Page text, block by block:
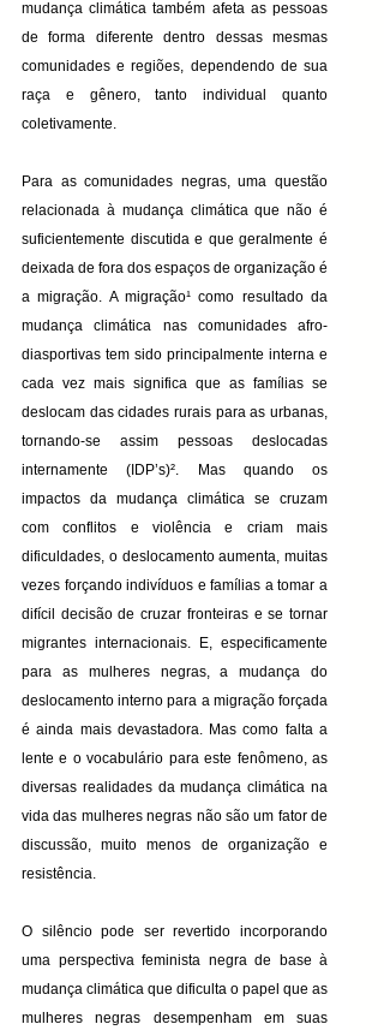
mudança climática também afeta as pessoas
de forma diferente dentro dessas mesmas
comunidades e regiões, dependendo de sua
raça e gênero, tanto individual quanto
coletivamente.
Para as comunidades negras, uma questão
relacionada à mudança climática que não é
suficientemente discutida e que geralmente é
deixada de fora dos espaços de organização é
a migração. A migração¹ como resultado da
mudança climática nas comunidades afro-
diasportivas tem sido principalmente interna e
cada vez mais significa que as famílias se
deslocam das cidades rurais para as urbanas,
tornando-se assim pessoas deslocadas
internamente (IDP’s)². Mas quando os
impactos da mudança climática se cruzam
com conflitos e violência e criam mais
dificuldades, o deslocamento aumenta, muitas
vezes forçando indivíduos e famílias a tomar a
difícil decisão de cruzar fronteiras e se tornar
migrantes internacionais. E, especificamente
para as mulheres negras, a mudança do
deslocamento interno para a migração forçada
é ainda mais devastadora. Mas como falta a
lente e o vocabulário para este fenômeno, as
diversas realidades da mudança climática na
vida das mulheres negras não são um fator de
discussão, muito menos de organização e
resistência.
O silêncio pode ser revertido incorporando
uma perspectiva feminista negra de base à
mudança climática que dificulta o papel que as
mulheres negras desempenham em suas